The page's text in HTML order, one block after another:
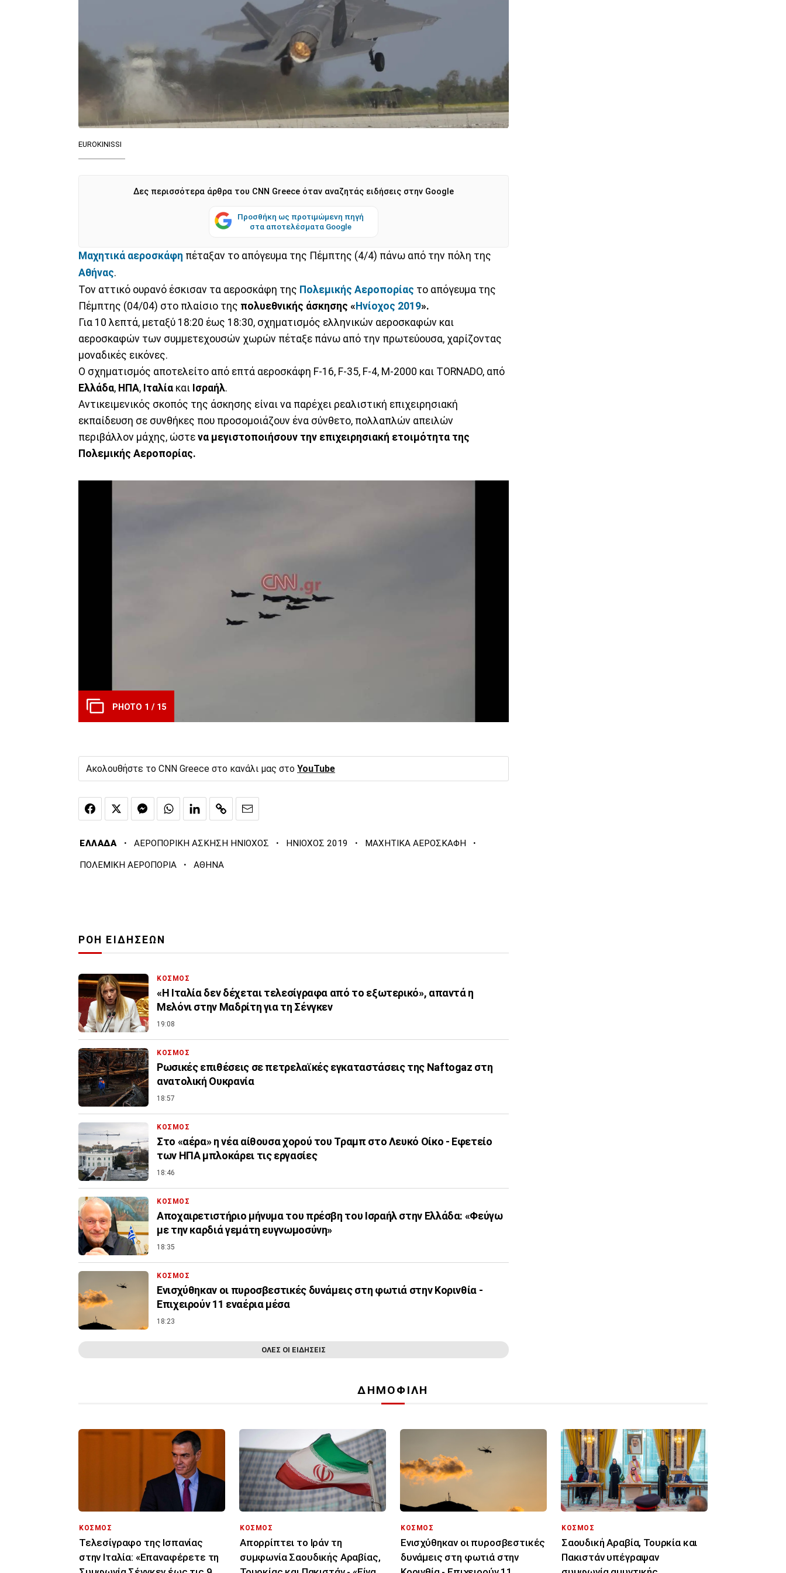
EUROKINISSI
Δες περισσότερα άρθρα του CNN Greece όταν αναζητάς ειδήσεις στην Google
Προσθήκη ως προτιμώμενη πηγή
στα αποτελέσματα Google
Μαχητικά αεροσκάφη πέταξαν το απόγευμα της Πέμπτης (4/4) πάνω από την πόλη της
Αθήνας.
Τον αττικό ουρανό έσκισαν τα αεροσκάφη της Πολεμικής Αεροπορίας το απόγευμα της
Πέμπτης (04/04) στο πλαίσιο της πολυεθνικής άσκησης «Ηνίοχος 2019».
Για 10 λεπτά, μεταξύ 18:20 έως 18:30, σχηματισμός ελληνικών αεροσκαφών και
αεροσκαφών των συμμετεχουσών χωρών πέταξε πάνω από την πρωτεύουσα, χαρίζοντας
μοναδικές εικόνες.
Ο σχηματισμός αποτελείτο από επτά αεροσκάφη F-16, F-35, F-4, M-2000 και TORNADO, από
Ελλάδα, ΗΠΑ, Ιταλία και Ισραήλ.
Αντικειμενικός σκοπός της άσκησης είναι να παρέχει ρεαλιστική επιχειρησιακή
εκπαίδευση σε συνθήκες που προσομοιάζουν ένα σύνθετο, πολλαπλών απειλών
περιβάλλον μάχης, ώστε να μεγιστοποιήσουν την επιχειρησιακή ετοιμότητα της
Πολεμικής Αεροπορίας.
PHOTO 1 / 15
Ακολουθήστε το CNN Greece στο κανάλι μας στο YouTube
ΕΛΛΑΔΑ · ΑΕΡΟΠΟΡΙΚΗ ΑΣΚΗΣΗ ΗΝΙΟΧΟΣ · ΗΝΙΟΧΟΣ 2019 · ΜΑΧΗΤΙΚΑ ΑΕΡΟΣΚΑΦΗ ·
ΠΟΛΕΜΙΚΗ ΑΕΡΟΠΟΡΙΑ · ΑΘΗΝΑ
ΡΟΗ ΕΙΔΗΣΕΩΝ
ΚΟΣΜΟΣ
«Η Ιταλία δεν δέχεται τελεσίγραφα από το εξωτερικό», απαντά η
Μελόνι στην Μαδρίτη για τη Σένγκεν
19:08
ΚΟΣΜΟΣ
Ρωσικές επιθέσεις σε πετρελαϊκές εγκαταστάσεις της Naftogaz στη
ανατολική Ουκρανία
18:57
ΚΟΣΜΟΣ
Στο «αέρα» η νέα αίθουσα χορού του Τραμπ στο Λευκό Οίκο - Εφετείο
των ΗΠΑ μπλοκάρει τις εργασίες
18:46
ΚΟΣΜΟΣ
Αποχαιρετιστήριο μήνυμα του πρέσβη του Ισραήλ στην Ελλάδα: «Φεύγω
με την καρδιά γεμάτη ευγνωμοσύνη»
18:35
ΚΟΣΜΟΣ
Ενισχύθηκαν οι πυροσβεστικές δυνάμεις στη φωτιά στην Κορινθία -
Επιχειρούν 11 εναέρια μέσα
18:23
ΟΛΕΣ ΟΙ ΕΙΔΗΣΕΙΣ
ΔΗΜΟΦΙΛΗ
ΚΟΣΜΟΣ
Τελεσίγραφο της Ισπανίας
στην Ιταλία: «Επαναφέρετε τη
ΚΟΣΜΟΣ
Απορρίπτει το Ιράν τη
συμφωνία Σαουδικής Αραβίας,
ΚΟΣΜΟΣ
Ενισχύθηκαν οι πυροσβεστικές
δυνάμεις στη φωτιά στην
ΚΟΣΜΟΣ
Σαουδική Αραβία, Τουρκία και
Πακιστάν υπέγραψαν